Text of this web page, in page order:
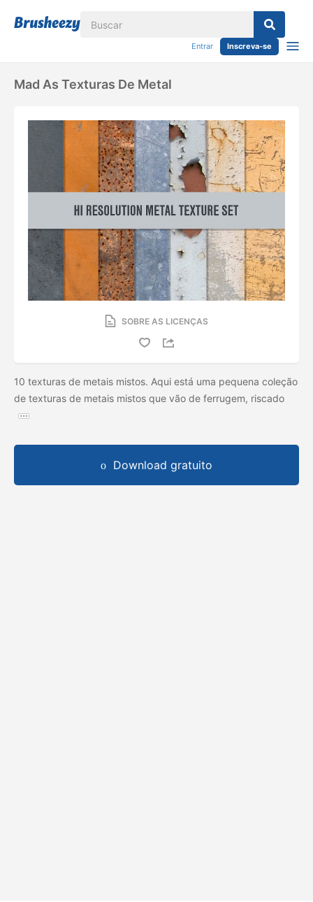
Entrar Inscreva-se
Mad As Texturas De Metal
SOBRE AS LICENÇAS
10 texturas de metais mistos. Aqui está uma pequena coleção
de texturas de metais mistos que vão de ferrugem, riscado
Download gratuito